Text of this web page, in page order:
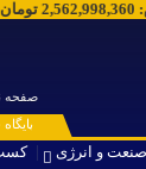
:
2,562,998,360
صفحه
۞
صنعت و انرژی